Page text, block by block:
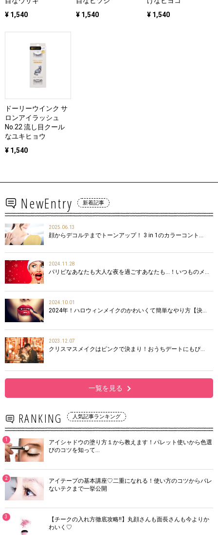
¥ 1,540
¥ 1,540
¥ 1,540
ドーリーウインク サ
ロンアイラッシュ
No.22 流し目クール
なユキヒョウ
¥ 1,540
NewEntry 新着記事
2025.06.13
顔からデコルテまでトーンアップ！ 3 in 1のカラーコント…
2024.11.28
パリピなあなたも大人な夜を過ごすあなたも…！いつものメ…
2024.10.01
2024年！ハロウィンメイクのかわいくて簡単なやり方【決…
2023.12.07
クリスマスメイクはピンクで決まり！おうちデートにもぴ…
一覧を見る
RANKING 人気記事ランキング
1
アイシャドウの塗り方１から教えます！パレット使いから色選
びのコツを知って…
2
アイテープの基本講座♡二重になれる！使い方のコツからバレ
ないテクまで一挙公開
3
【チークの入れ方徹底攻略!!】丸顔さんも面長さんも今よりか
わいく♡